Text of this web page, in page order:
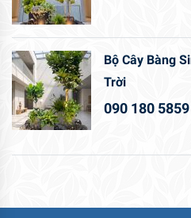
LIÊN HỆ
74/2/1D Đường 36, Khu Phố
Chí Minh.
Vườn-Showroom-Shop Hoa:
Phường Linh Xuân, TPHCM.
Chiều: Từ 13h00 Đến 19h00